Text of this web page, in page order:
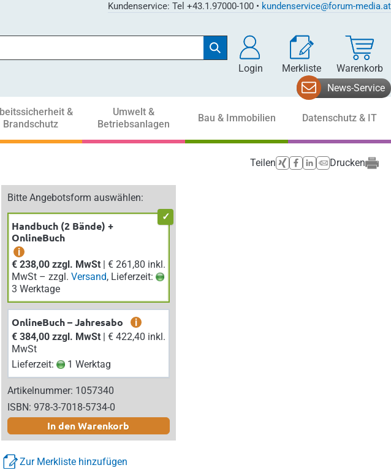
Kundenservice: Tel +43.1.97000-100 • kundenservice@forum-media.at
Login Merkliste Warenkorb
News-Service
&
Brandschutz
Umwelt &
Betriebsanlagen
Bau & Immobilien Datenschutz & IT
Bitte Angebotsform auswählen:
Handbuch (2 Bände) +
OnlineBuch
i
€ 238,00 zzgl. MwSt| € 261,80 inkl.
MwSt – zzgl. Versand, Lieferzeit:
3 Werktage
OnlineBuch – Jahresabo
i
€ 384,00 zzgl. MwSt| € 422,40 inkl.
MwSt
Lieferzeit:
1 Werktag
Artikelnummer: 1057340
ISBN: 978-3-7018-5734-0
In den Warenkorb
Zur Merkliste hinzufügen
Teilen Drucken